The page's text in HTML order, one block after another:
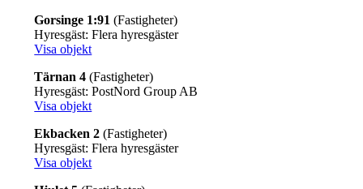
Gorsinge 1:91 (Fastigheter)
Hyresgäst: Flera hyresgäster
Visa objekt
Tärnan 4 (Fastigheter)
Hyresgäst: PostNord Group AB
Visa objekt
Ekbacken 2 (Fastigheter)
Hyresgäst: Flera hyresgäster
Visa objekt